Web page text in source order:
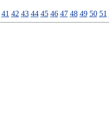
41 42 43 44 45 46 47 48 49 50 51